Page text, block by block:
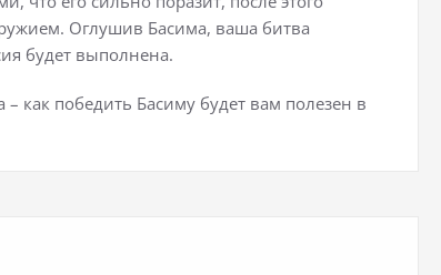
Оглушив Басима, ваша битва
будет выполнена.
– как победить Басиму будет вам полезен в